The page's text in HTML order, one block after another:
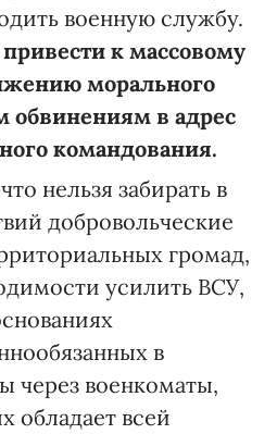
военную службу.
к массовому
морального
обвинениям в адрес
командования.
нельзя забирать в
добровольческие
громад,
усилить ВСУ,
в
через военкоматы,
обладает всей